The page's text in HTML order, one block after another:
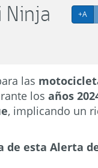
+A
Ninja
las
losaños
, implicando un
esta Alerta